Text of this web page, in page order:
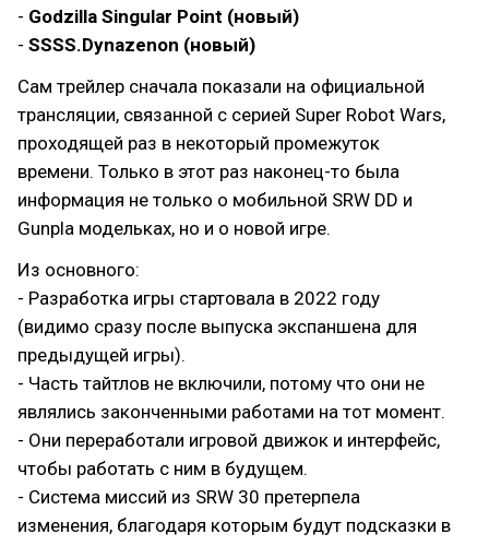
- Godzilla Singular Point (новый)
- SSSS.Dynazenon (новый)
Сам трейлер сначала показали на официальной
трансляции, связанной с серией Super Robot Wars,
проходящей раз в некоторый промежуток
времени. Только в этот раз наконец-то была
информация не только о мобильной SRW DD и
Gunpla модельках, но и о новой игре.
Из основного:
- Разработка игры стартовала в 2022 году
(видимо сразу после выпуска экспаншена для
предыдущей игры).
- Часть тайтлов не включили, потому что они не
являлись законченными работами на тот момент.
- Они переработали игровой движок и интерфейс,
чтобы работать с ним в будущем.
- Система миссий из SRW 30 претерпела
изменения, благодаря которым будут подсказки в